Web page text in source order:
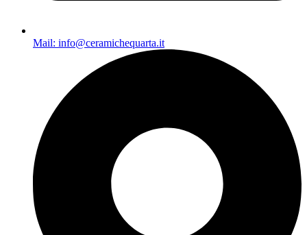
Mail: info@ceramichequarta.it